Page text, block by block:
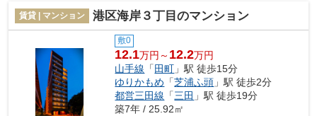
賃貸 | マンション 港区海岸３丁目のマンション
敷0
12.1万円～ 12.2万円
山手線 「 田町 」駅 徒歩15分
ゆりかもめ 「芝浦ふ頭 」駅 徒歩2分
都営三田線 「三田 」駅 徒歩19分
築7年 / 25.92㎡